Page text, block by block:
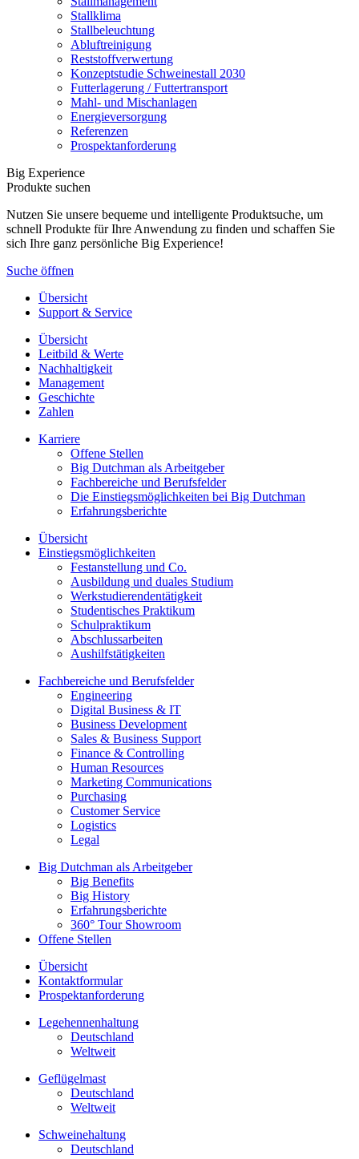
Stallklima
Stallbeleuchtung
Abluftreinigung
Reststoffverwertung
Konzeptstudie Schweinestall 2030
Futterlagerung / Futtertransport
Mahl- und Mischanlagen
Energieversorgung
Referenzen
Prospektanforderung
Big Experience
Produkte suchen
Nutzen Sie unsere bequeme und intelligente Produktsuche, um
schnell Produkte für Ihre Anwendung zu finden und schaffen Sie
sich Ihre ganz persönliche Big Experience!
Suche öffnen
Übersicht
Support & Service
Übersicht
Leitbild & Werte
Nachhaltigkeit
Management
Geschichte
Zahlen
Karriere
Offene Stellen
Big Dutchman als Arbeitgeber
Fachbereiche und Berufsfelder
Die Einstiegsmöglichkeiten bei Big Dutchman
Erfahrungsberichte
Übersicht
Einstiegsmöglichkeiten
Festanstellung und Co.
Ausbildung und duales Studium
Werkstudierendentätigkeit
Studentisches Praktikum
Schulpraktikum
Abschlussarbeiten
Aushilfstätigkeiten
Fachbereiche und Berufsfelder
Engineering
Digital Business & IT
Business Development
Sales & Business Support
Finance & Controlling
Human Resources
Marketing Communications
Purchasing
Customer Service
Logistics
Legal
Big Dutchman als Arbeitgeber
Big Benefits
Big History
Erfahrungsberichte
360° Tour Showroom
Offene Stellen
Übersicht
Kontaktformular
Prospektanforderung
Legehennenhaltung
Deutschland
Weltweit
Geflügelmast
Deutschland
Weltweit
Schweinehaltung
Deutschland